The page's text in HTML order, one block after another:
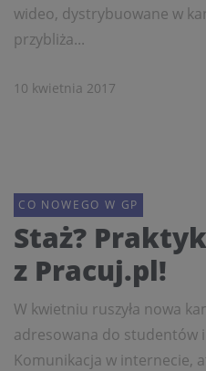
wideo, dystrybuowane w
przybliża...
10 kwietnia 2017
CO NOWEGO W GP
Staż?
z Pracuj.pl!
W kwietniu ruszyła nowa
adresowana do studentów
Komunikacja w internecie,